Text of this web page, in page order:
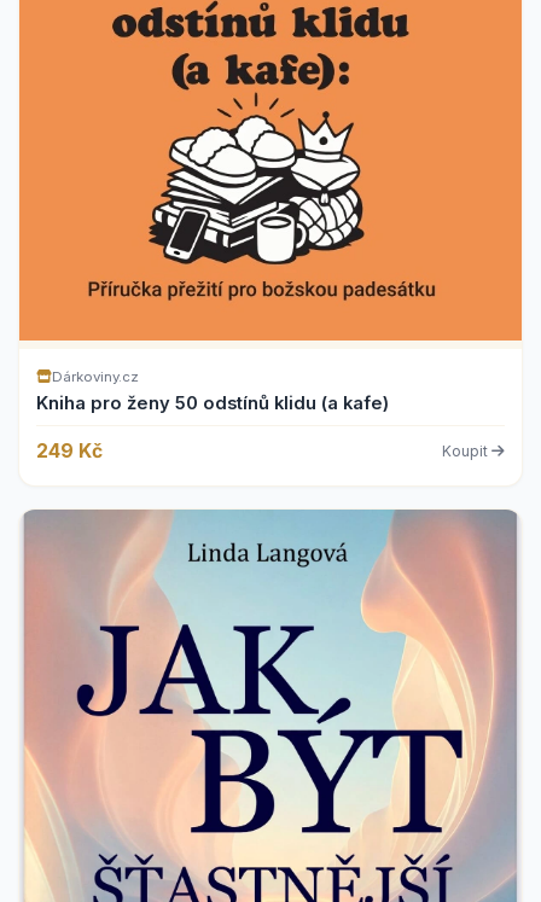
Dárkoviny.cz
Kniha pro ženy 50 odstínů klidu (a kafe)
249 Kč Koupit